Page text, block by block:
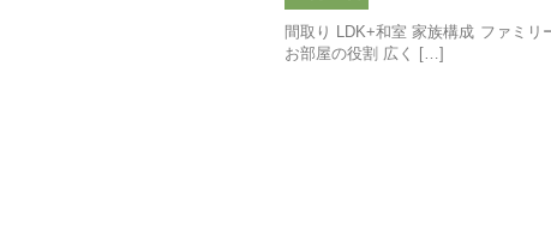
間取り LDK+和室 家族構成 ファミ
お部屋の役割 広く […]